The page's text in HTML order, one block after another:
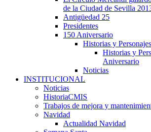
de la Ciudad de Sevilla
Antigüedad 25
Presidentes
150 Aniversario
Historias y
Historias y
Aniversario
Noticias
INSTITUCIONAL
Noticias
HistoriaCMIS
Trabajos de mejora y
Navidad
Actualidad Navidad